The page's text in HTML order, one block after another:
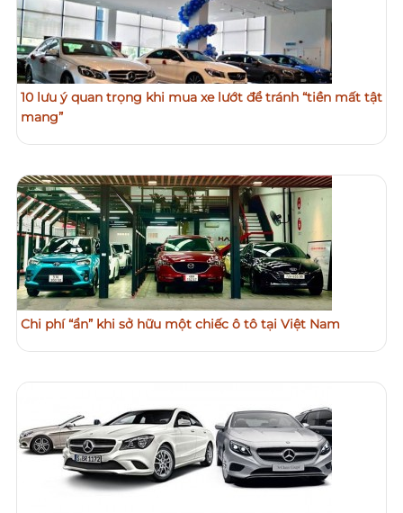
10 lưu ý quan trọng khi mua xe lướt để tránh “tiền mất tật
mang”
Chi phí “ẩn” khi sở hữu một chiếc ô tô tại Việt Nam